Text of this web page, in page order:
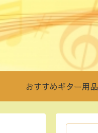
おすすめギター用品